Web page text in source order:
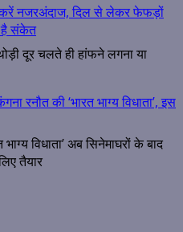
करें नजरअंदाज, दिल से लेकर फेफड़ों
है संकेत
दूर चलते ही हांफने लगना या
रनौत की ‘भारत भाग्य विधाता’, इस
विधाता’ अब सिनेमाघरों के बाद
तैयार